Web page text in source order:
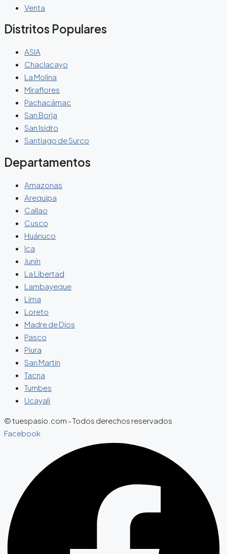
Venta
Distritos Populares
ASIA
Chaclacayo
La Molina
Miraflores
Pachacámac
San Borja
San Isidro
Santiago de Surco
Departamentos
Amazonas
Arequipa
Callao
Cusco
Huánuco
Ica
Junín
La Libertad
Lambayeque
Lima
Loreto
Madre de Dios
Pasco
Piura
San Martín
Tacna
Tumbes
Ucayali
© tuespasio.com - Todos derechos reservados
Facebook